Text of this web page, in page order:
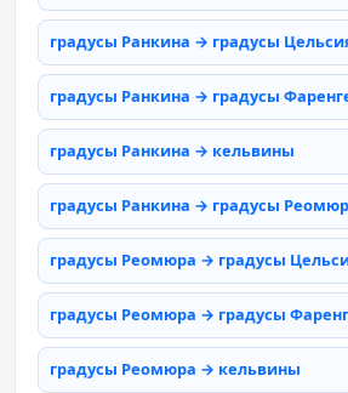
градусы Ранкина → градусы
градусы Ранкина → градусы
градусы Ранкина → кельвины
градусы Ранкина → градусы
градусы Реомюра → градусы
градусы Реомюра → градусы
градусы Реомюра → кельвины